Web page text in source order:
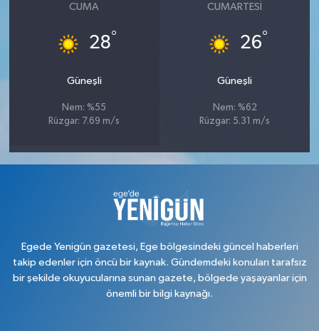
CUMA
28°
Güneşli
Nem: %55
Rüzgar: 7.69 m/s
CUMARTESI
26°
Güneşli
Nem: %62
Rüzgar: 5.31 m/s
Egede Yenigün gazetesi, Ege bölgesindeki güncel haberleri
takip edenler için öncü bir kaynak. Gündemdeki konuları tarafsız
bir şekilde okuyucularına sunan gazete, bölgede yaşayanlar için
önemli bir bilgi kaynağı.